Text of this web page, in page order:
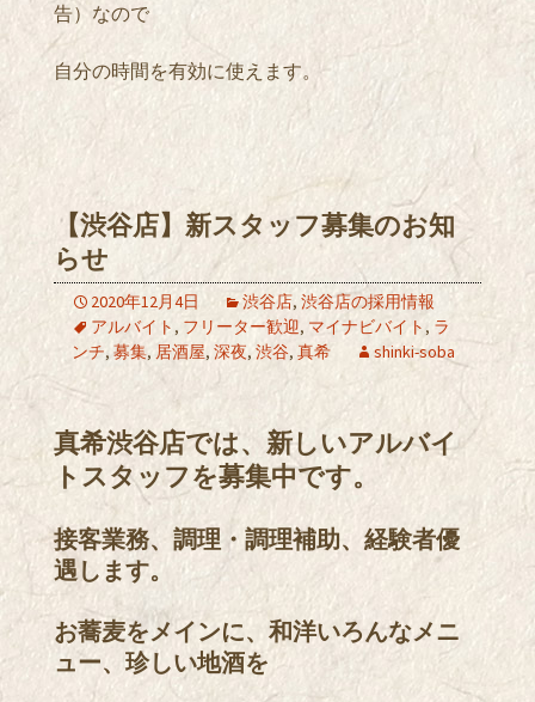
告）なので
自分の時間を有効に使えます。
【渋谷店】新スタッフ募集のお知
らせ
2020年12月4日 渋谷店, 渋谷店の採用情報
アルバイト , フリーター歓迎, マイナビバイト , ラ
ンチ, 募集, 居酒屋, 深夜, 渋谷, 真希 shinki-soba
真希渋谷店では、新しいアルバイ
トスタッフを募集中です。
接客業務、調理・調理補助、経験者優
遇します。
お蕎麦をメインに、和洋いろんなメニ
ュー、珍しい地酒を